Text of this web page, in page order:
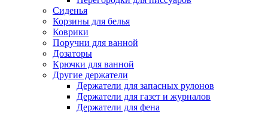
Сиденья
Корзины для белья
Коврики
Поручни для ванной
Дозаторы
Крючки для ванной
Другие держатели
Держатели для запасных рулонов
Держатели для газет и журналов
Держатели для фена